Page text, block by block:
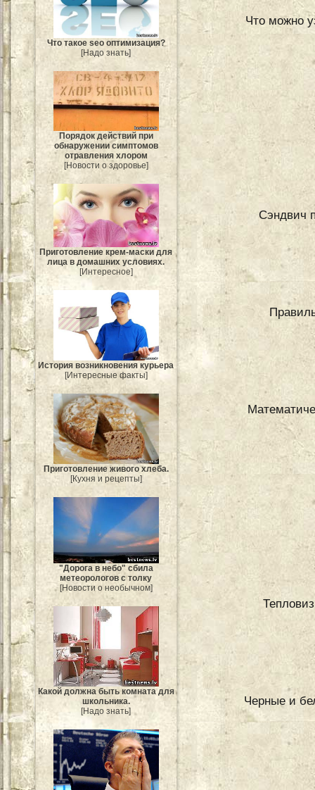
Что такое seo оптимизация?
[Надо знать]
Порядок действий при
обнаружении симптомов
отравления хлором
[Новости о здоровье]
Приготовление крем-маски для
лица в домашних условиях.
[Интересное]
История возникновения курьера
[Интересные факты]
Приготовление живого хлеба.
[Кухня и рецепты]
"Дорога в небо" сбила
метеорологов с толку
[Новости о необычном]
Какой должна быть комната для
школьника.
[Надо знать]
Что можно
Сэндвич
Черные и